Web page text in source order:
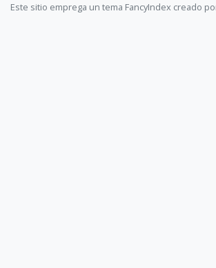
Este sitio emprega un tema FancyIndex creado